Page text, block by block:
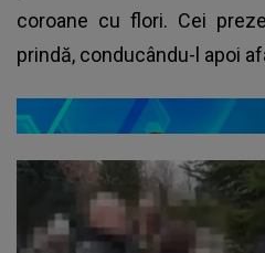
coroane cu flori. Cei
prindă, conducându-l apoi